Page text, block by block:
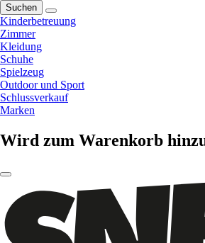
Suchen
Kinderbetreuung
Zimmer
Kleidung
Schuhe
Spielzeug
Outdoor und Sport
Schlussverkauf
Marken
Wird zum Warenkorb